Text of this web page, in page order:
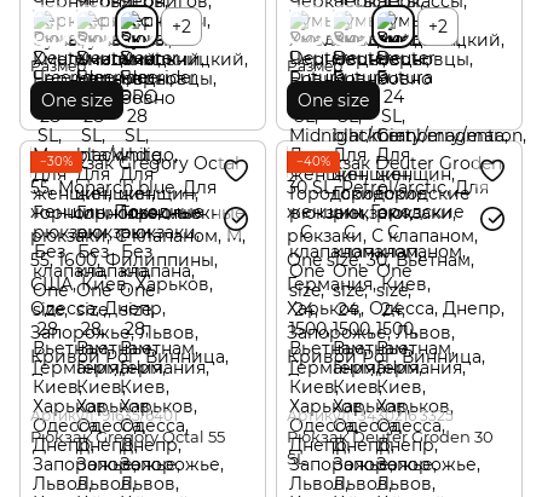
+2
Размер
One size
+2
Размер
One size
−30%
Артикул: 91635/6401
Рюкзак Gregory Octal 55
−40%
Артикул: 3430216 3325
Рюкзак Deuter Groden 30
SL